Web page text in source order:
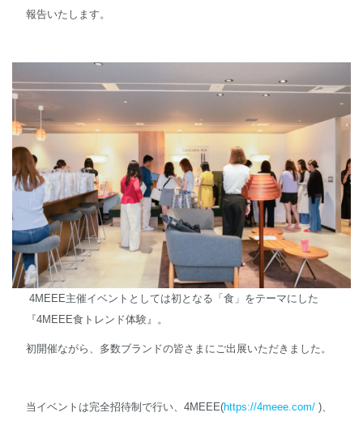
報告いたします。
4MEEE主催イベントとしては初となる「食」をテーマにした
『4MEEE食トレンド体験』。
初開催ながら、多数ブランドの皆さまにご出展いただきました。
当イベントは完全招待制で行い、4MEEE(https://4meee.com/)、